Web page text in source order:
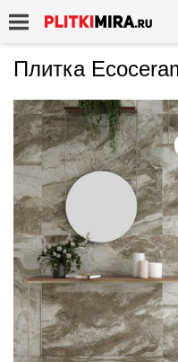
Плитка